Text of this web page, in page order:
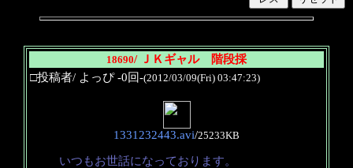
18690/ ＪＫギャル 階段採
□投稿者/ よっぴ -0回-(2012/03/09(Fri) 03:47:23)
1331232443.avi/25233KB
いつもお世話になっております。